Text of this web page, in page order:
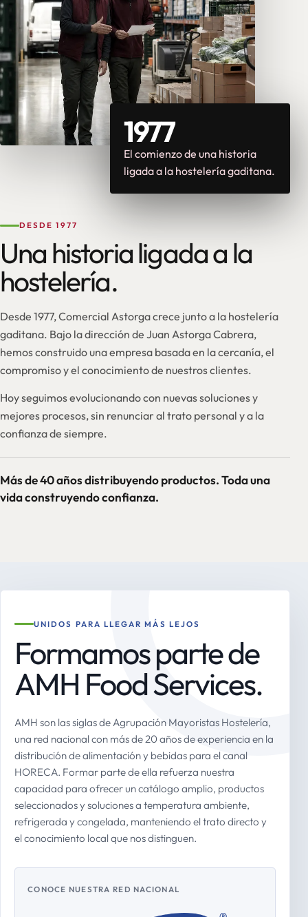
1977
El comienzo de una historia
ligada a la hostelería gaditana.
DESDE 1977
Una historia ligada a la
hostelería.
Desde 1977, Comercial Astorga crece junto a la hostelería
gaditana. Bajo la dirección de Juan Astorga Cabrera,
hemos construido una empresa basada en la cercanía, el
compromiso y el conocimiento de nuestros clientes.
Hoy seguimos evolucionando con nuevas soluciones y
mejores procesos, sin renunciar al trato personal y a la
confianza de siempre.
Más de 40 años distribuyendo productos. Toda una
vida construyendo confianza.
UNIDOS PARA LLEGAR MÁS LEJOS
Formamos parte de
AMH Food Services.
AMH son las siglas de Agrupación Mayoristas Hostelería,
una red nacional con más de 20 años de experiencia en la
distribución de alimentación y bebidas para el canal
HORECA. Formar parte de ella refuerza nuestra
capacidad para ofrecer un catálogo amplio, productos
seleccionados y soluciones a temperatura ambiente,
refrigerada y congelada, manteniendo el trato directo y
el conocimiento local que nos distinguen.
CONOCE NUESTRA RED NACIONAL